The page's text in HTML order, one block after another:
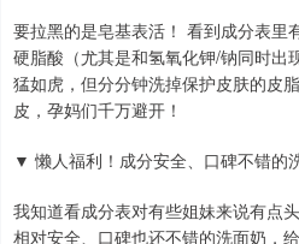
要拉黑的是皂基表活！ 看到成分表里
硬脂酸（尤其是和氢氧化钾/钠同时出
猛如虎，但分分钟洗掉保护皮肤的皮
皮，孕妈们千万避开！
▼ 懒人福利！成分安全、口碑不错的
我知道看成分表对有些姐妹来说有点
相对安全、口碑也还不错的洗面奶，